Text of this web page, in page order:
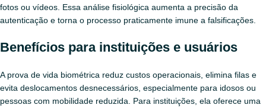
fotos ou vídeos. Essa análise fisiológica aumenta a precisão da
autenticação e torna o processo praticamente imune a falsificações.
Benefícios para instituições e usuários
A prova de vida biométrica reduz custos operacionais, elimina filas e
evita deslocamentos desnecessários, especialmente para idosos ou
pessoas com mobilidade reduzida. Para instituições, ela oferece uma